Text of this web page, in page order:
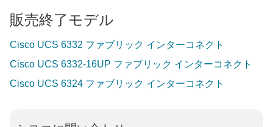
販売終了モデル
Cisco UCS 6332 ファブリック インターコネクト
Cisco UCS 6332-16UP ファブリック インターコネクト
Cisco UCS 6324 ファブリック インターコネクト